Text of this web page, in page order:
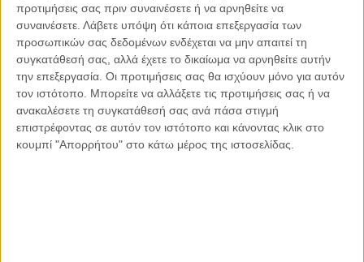
προτιμήσεις σας πριν συναινέσετε ή να αρνηθείτε να
συναινέσετε. Λάβετε υπόψη ότι κάποια επεξεργασία των
προσωπικών σας δεδομένων ενδέχεται να μην απαιτεί τη
συγκατάθεσή σας, αλλά έχετε το δικαίωμα να αρνηθείτε αυτήν
την επεξεργασία. Οι προτιμήσεις σας θα ισχύουν μόνο για αυτόν
τον ιστότοπο. Μπορείτε να αλλάξετε τις προτιμήσεις σας ή να
ανακαλέσετε τη συγκατάθεσή σας ανά πάσα στιγμή
επιστρέφοντας σε αυτόν τον ιστότοπο και κάνοντας κλικ στο
κουμπί "Απορρήτου" στο κάτω μέρος της ιστοσελίδας.
μιας Κοινωνίας που βράζει
Γιάννης Πανούσης
Μικροδιάβολοι ή άγουροι
εγκληματίες; – Άρθρο – παρέμβαση
στο Propago του Γιάννη Πανούση